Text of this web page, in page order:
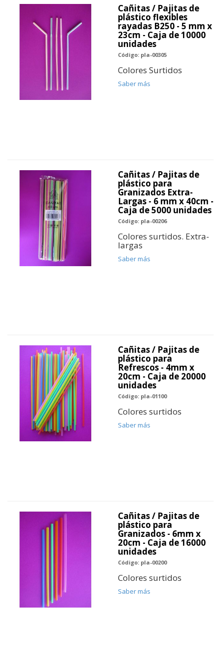
Cañitas / Pajitas de
plástico flexibles
rayadas B250 - 5 mm x
23cm - Caja de 10000
unidades
Código: pla-00305
Colores Surtidos
Saber más
Cañitas / Pajitas de
plástico para
Granizados Extra-
Largas - 6 mm x 40cm -
Caja de 5000 unidades
Código: pla-00206
Colores surtidos. Extra-
largas
Saber más
Cañitas / Pajitas de
plástico para
Refrescos - 4mm x
20cm - Caja de 20000
unidades
Código: pla-01100
Colores surtidos
Saber más
Cañitas / Pajitas de
plástico para
Granizados - 6mm x
20cm - Caja de 16000
unidades
Código: pla-00200
Colores surtidos
Saber más